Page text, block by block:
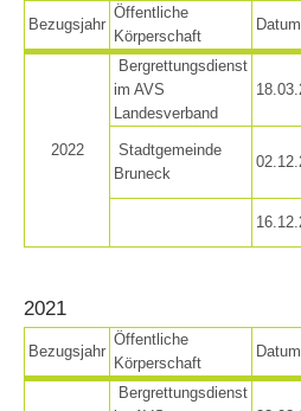
Opération de sauvetage
Bezugsjahr
Öffentliche
Körperschaft
Datum
2022
Bergrettungsdienst
im AVS
Landesverband
Stadtgemeinde
Bruneck
2021
Bezugsjahr
Öffentliche
Körperschaft
Datum
Bergrettungsdienst